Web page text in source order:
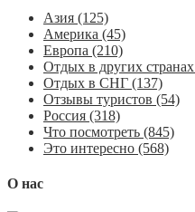
Азия (125)
Америка (45)
Европа (210)
Отдых в других странах
Отдых в СНГ (137)
Отзывы туристов (54)
Россия (318)
Что посмотреть (845)
Это интересно (568)
О нас